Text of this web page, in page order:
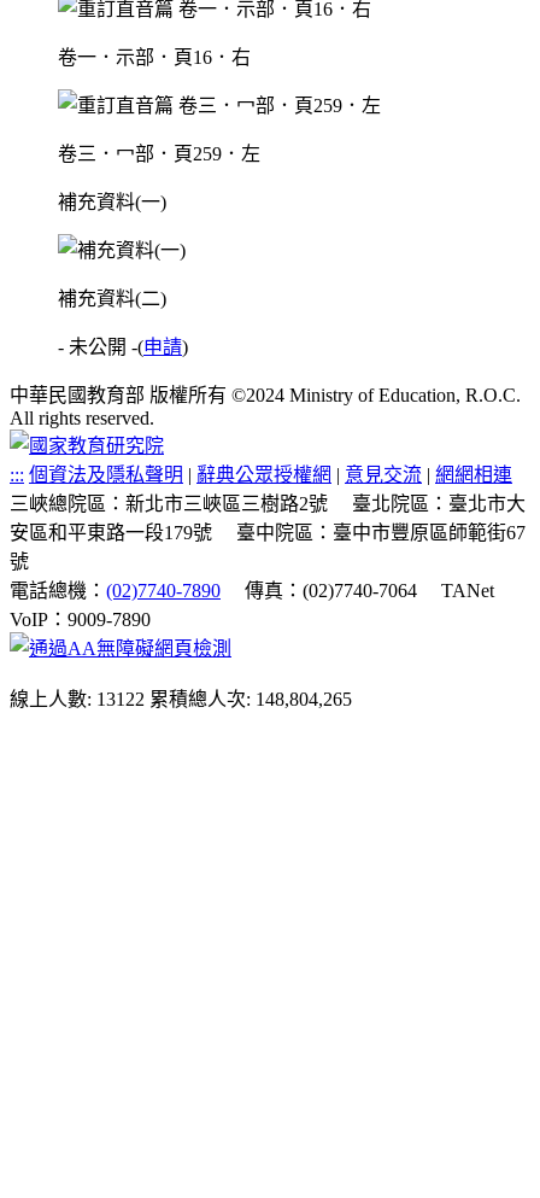
卷一．示部．頁16．右
卷三．冖部．頁259．左
補充資料(一)
補充資料(二)
- 未公開 -(申請)
中華民國教育部 版權所有 ©2024 Ministry of Education, R.O.C.
All rights reserved.
::: 個資法及隱私聲明 | 辭典公眾授權網 | 意見交流 | 網網相連
三峽總院區：新北市三峽區三樹路2號
臺北院區：臺北市大
安區和平東路一段179號
臺中院區：臺中市豐原區師範街67
號
電話總機： (02)7740-7890 傳真：(02)7740-7064
TANet
VoIP：9009-7890
線上人數: 13122 累積總人次: 148,804,265